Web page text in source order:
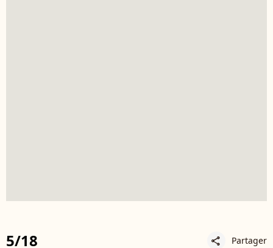
5/18 share Partager